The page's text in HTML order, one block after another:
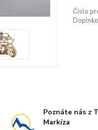
Číslo
Poznáte nás z
Markíza